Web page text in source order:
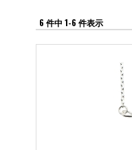
6 件中 1-6 件表示